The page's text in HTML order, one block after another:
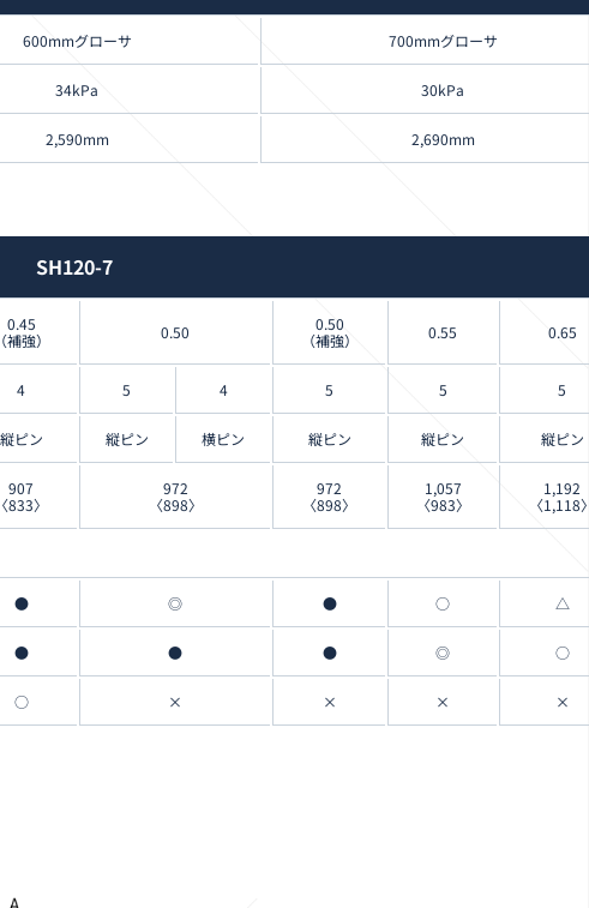
600mmグローサ 700mmグローサ
34kPa 30kPa
2,590mm 2,690mm
SH120-7
0.45
（補強）
0.50
0.50
（補強）
0.55 0.65
4 5 4 5 5 5
縦ピン 縦ピン 横ピン 縦ピン 縦ピン 縦ピン
907
〈833〉
972
〈898〉
972
〈898〉
1,057
〈983〉
1,192
〈1,118
● ◎ ● ○ △
● ● ● ◎ ○
○ × × × ×